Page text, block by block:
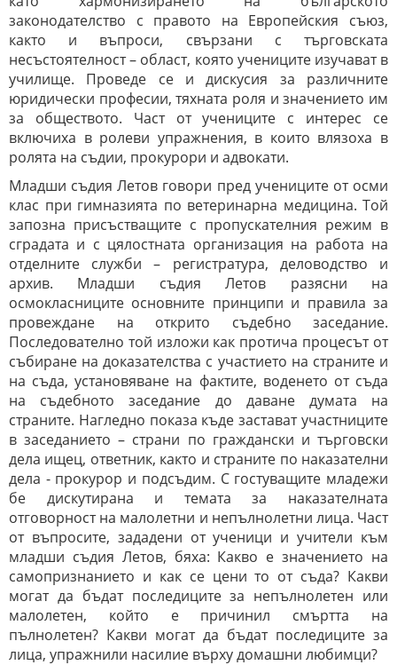
законодателство с правото на Европейския съюз,
както и въпроси, свързани с търговската
несъстоятелност – област, която учениците изучават в
училище. Проведе се и дискусия за различните
юридически професии, тяхната роля и значението им
за обществото. Част от учениците с интерес се
включиха в ролеви упражнения, в които влязоха в
ролята на съдии, прокурори и адвокати.
Младши съдия Летов говори пред учениците от осми
клас при гимназията по ветеринарна медицина. Той
запозна присъстващите с пропускателния режим в
сградата и с цялостната организация на работа на
отделните служби – регистратура, деловодство и
архив. Младши съдия Летов разясни на
осмокласниците основните принципи и правила за
провеждане на открито съдебно заседание.
Последователно той изложи как протича процесът от
събиране на доказателства с участието на страните и
на съда, установяване на фактите, воденето от съда
на съдебното заседание до даване думата на
страните. Нагледно показа къде застават участниците
в заседанието – страни по граждански и търговски
дела ищец, ответник, както и страните по наказателни
дела - прокурор и подсъдим. С гостуващите младежи
бе дискутирана и темата за наказателната
отговорност на малолетни и непълнолетни лица. Част
от въпросите, зададени от ученици и учители към
младши съдия Летов, бяха: Какво е значението на
самопризнанието и как се цени то от съда? Какви
могат да бъдат последиците за непълнолетен или
малолетен, който е причинил смъртта на
пълнолетен? Какви могат да бъдат последиците за
лица, упражнили насилие върху домашни любимци?